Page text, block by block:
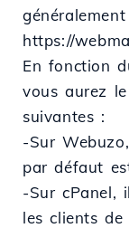
https://
En fonction
vous aurez
suivantes :
-Sur
par défaut
-Sur cPanel,
les clients